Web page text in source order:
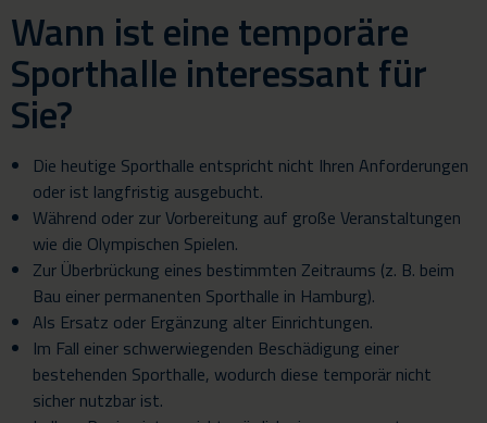
Wann ist eine temporäre
Sporthalle interessant für
Sie?
Die heutige Sporthalle entspricht nicht Ihren Anforderungen
oder ist langfristig ausgebucht.
Während oder zur Vorbereitung auf große Veranstaltungen
wie die Olympischen Spielen.
Zur Überbrückung eines bestimmten Zeitraums (z. B. beim
Bau einer permanenten Sporthalle in Hamburg).
Als Ersatz oder Ergänzung alter Einrichtungen.
Im Fall einer schwerwiegenden Beschädigung einer
bestehenden Sporthalle, wodurch diese temporär nicht
sicher nutzbar ist.